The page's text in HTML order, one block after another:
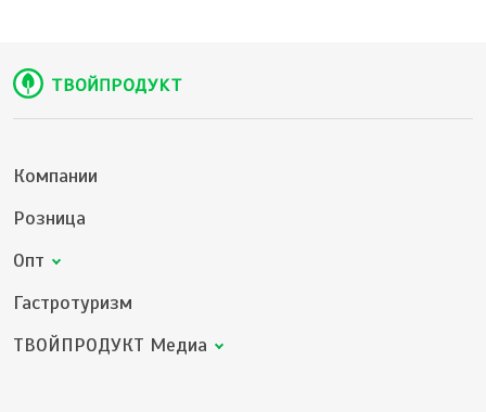
Компании
Розница
Опт
Гастротуризм
ТВОЙПРОДУКТ Медиа